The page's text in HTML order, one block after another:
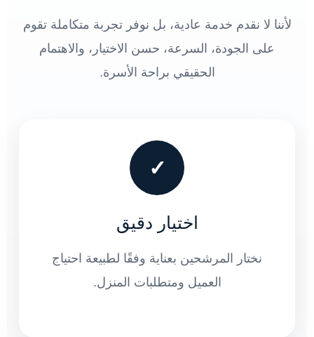
لأننا لا نقدم خدمة عادية، بل نوفر تجربة متكاملة تقوم
على الجودة، السرعة، حسن الاختيار، والاهتمام
الحقيقي براحة الأسرة.
✓
اختيار دقيق
نختار المرشحين بعناية وفقًا لطبيعة احتياج
العميل ومتطلبات المنزل.